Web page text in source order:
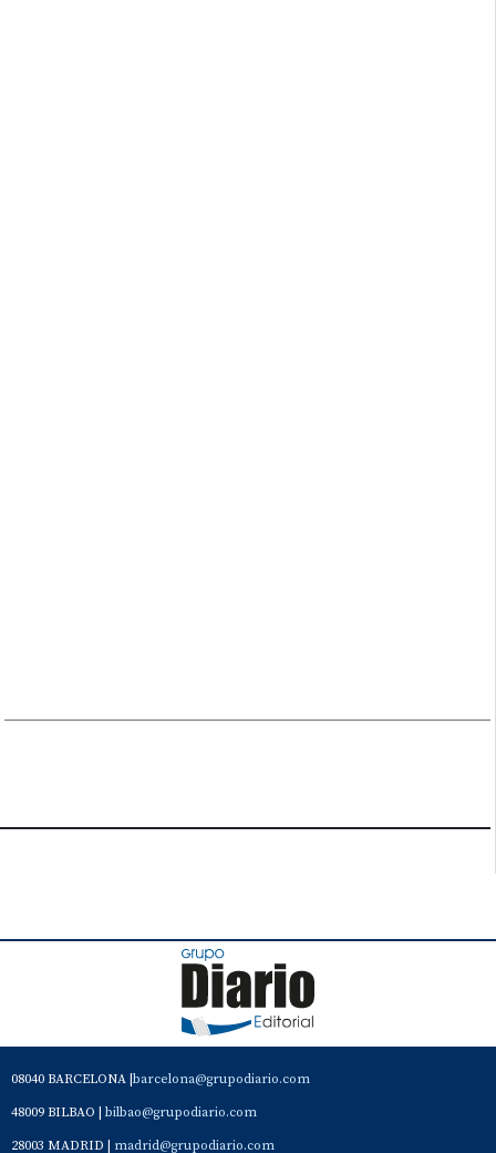
08040 BARCELONA | barcelona@grupodiario.com
48009 BILBAO | bilbao@grupodiario.com
28003 MADRID | madrid@grupodiario.com